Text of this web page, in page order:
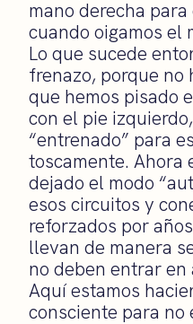
mano derecha
cuando oigamos el
Lo que sucede
frenazo, porque no
que hemos pisado
con el pie
“entrenado” para
toscamente. Ahora
dejado el modo
esos circuitos y
reforzados por
llevan de manera
no deben entrar en
Aquí estamos
consciente para no